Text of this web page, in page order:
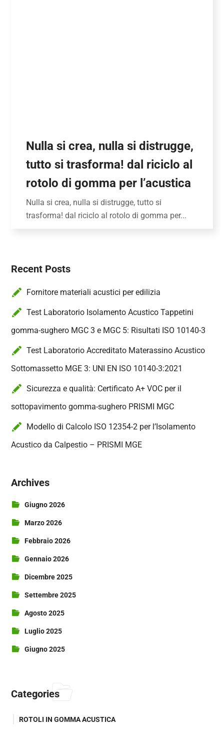
Nulla si crea, nulla si distrugge,
tutto si trasforma! dal riciclo al
rotolo di gomma per l’acustica
Nulla si crea, nulla si distrugge, tutto si
trasforma! dal riciclo al rotolo di gomma per...
Recent Posts
Fornitore materiali acustici per edilizia
Test Laboratorio Isolamento Acustico Tappetini
gomma-sughero MGC 3 e MGC 5: Risultati ISO 10140-3
Test Laboratorio Accreditato Materassino Acustico
Sottomassetto MGE 3: UNI EN ISO 10140-3:2021
Sicurezza e qualità: Certificato A+ VOC per il
sottopavimento gomma-sughero PRISMI MGC
Modello di Calcolo ISO 12354-2 per l’Isolamento
Acustico da Calpestio – PRISMI MGE
Archives
Giugno 2026
Marzo 2026
Febbraio 2026
Gennaio 2026
Dicembre 2025
Settembre 2025
Agosto 2025
Luglio 2025
Giugno 2025
Categories
ROTOLI IN GOMMA ACUSTICA